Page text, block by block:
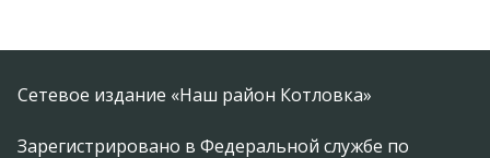
Сетевое издание «Наш район Котловка»
Зарегистрировано в Федеральной службе по